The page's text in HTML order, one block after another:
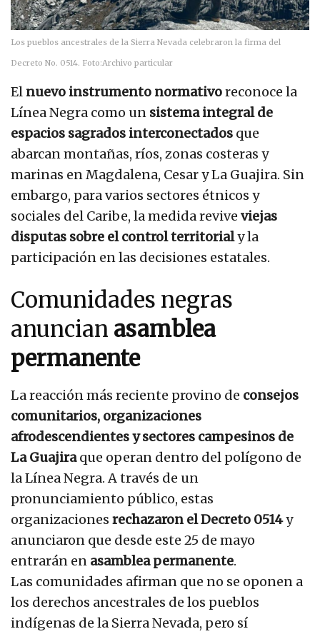
Los pueblos ancestrales de la Sierra Nevada celebraron la firma del
Decreto No. 0514. Foto:Archivo particular
El nuevo instrumento normativoreconoce la
Línea Negra como un sistema integral de
espacios sagrados interconectados que
abarcan montañas, ríos, zonas costeras y
marinas en Magdalena, Cesar y La Guajira. Sin
embargo, para varios sectores étnicos y
sociales del Caribe, la medida revive viejas
disputas sobre el control territorialy la
participación en las decisiones estatales.
Comunidades negras
anuncian asamblea
permanente
La reacción más reciente provino de consejos
comunitarios, organizaciones
afrodescendientes y sectores campesinos de
La Guajiraque operan dentro del polígono de
la Línea Negra. A través de un
pronunciamiento público, estas
organizaciones rechazaron el Decreto 0514y
anunciaron que desde este 25 de mayo
entrarán en asamblea permanente.
Las comunidades afirman que no se oponen a
los derechos ancestrales de los pueblos
indígenas de la Sierra Nevada, pero sí